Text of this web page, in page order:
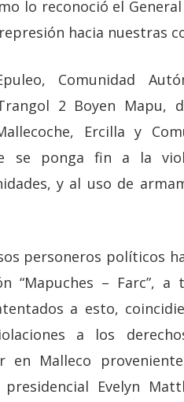
lo reconoció el
hacia nuestras
Comunidad
2 Boyen Mapu,
Ercilla y
se ponga fin a la
y al uso de
personeros políticos
“Mapuches – Farc”,
a esto,
a los
en Malleco
Evelyn